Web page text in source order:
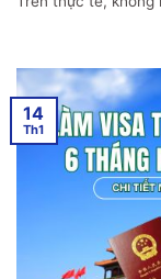
14
Th1